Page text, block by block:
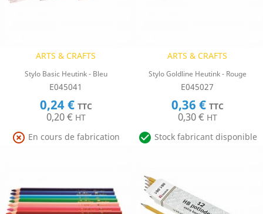
ARTS & CRAFTS
Stylo Basic Heutink - Bleu
E045041
0,24 € TTC
0,20 € HT
 En cours de fabrication
ARTS & CRAFTS
Stylo Goldline Heutink - Rouge
E045027
0,36 € TTC
0,30 € HT
 Stock fabricant disponible